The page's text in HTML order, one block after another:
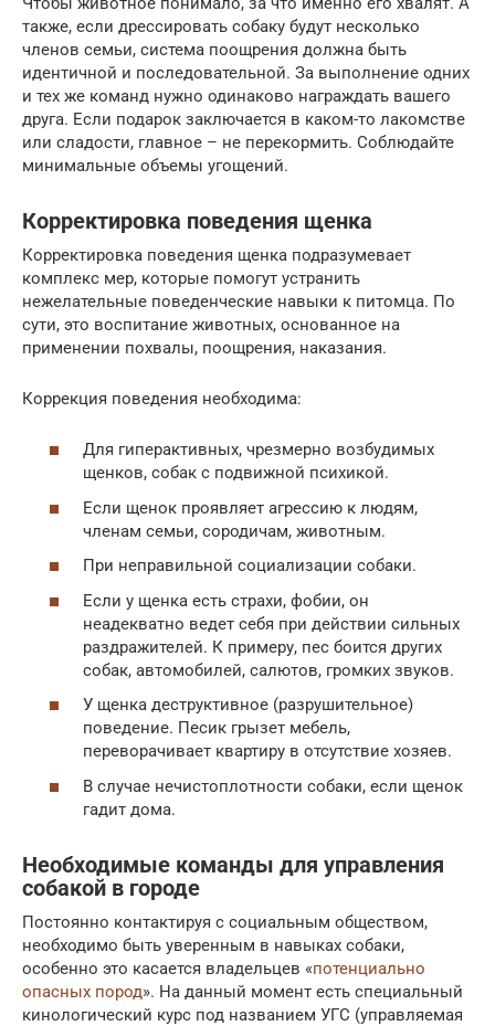
также, если дрессировать собаку будут несколько
членов семьи, система поощрения должна быть
идентичной и последовательной. За выполнение одних
и тех же команд нужно одинаково награждать вашего
друга. Если подарок заключается в каком-то лакомстве
или сладости, главное – не перекормить. Соблюдайте
минимальные объемы угощений.
Корректировка поведения щенка
Корректировка поведения щенка подразумевает
комплекс мер, которые помогут устранить
нежелательные поведенческие навыки к питомца. По
сути, это воспитание животных, основанное на
применении похвалы, поощрения, наказания.
Коррекция поведения необходима:
Для гиперактивных, чрезмерно возбудимых
щенков, собак с подвижной психикой.
Если щенок проявляет агрессию к людям,
членам семьи, сородичам, животным.
При неправильной социализации собаки.
Если у щенка есть страхи, фобии, он
неадекватно ведет себя при действии сильных
раздражителей. К примеру, пес боится других
собак, автомобилей, салютов, громких звуков.
У щенка деструктивное (разрушительное)
поведение. Песик грызет мебель,
переворачивает квартиру в отсутствие хозяев.
В случае нечистоплотности собаки, если щенок
гадит дома.
Необходимые команды для управления
собакой в городе
Постоянно контактируя с социальным обществом,
необходимо быть уверенным в навыках собаки,
особенно это касается владельцев «потенциально
опасных пород». На данный момент есть специальный
кинологический курс под названием УГС (управляемая